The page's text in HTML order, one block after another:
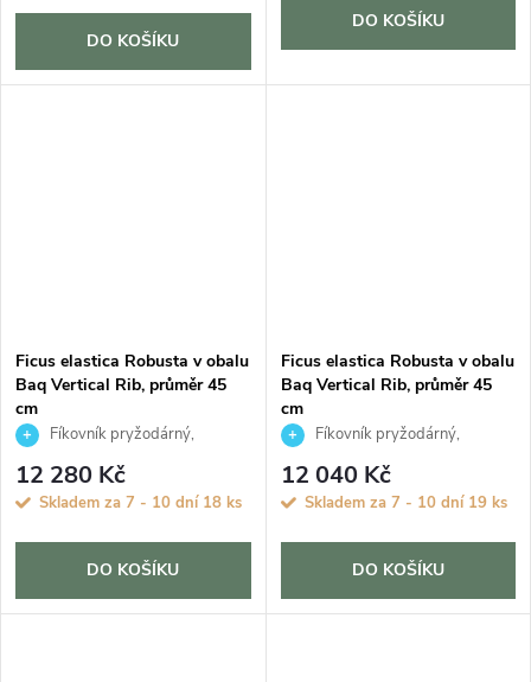
DO KOŠÍKU
DO KOŠÍKU
Ficus elastica Robusta v obalu
Baq Vertical Rib, průměr 45
cm
Fíkovník pryžodárný,
Fíkovník, Gumovník
12 280 Kč
Skladem za 7 - 10 dní 18 ks
DO KOŠÍKU
Ficus elastica Robusta v obalu
Baq Vertical Rib, průměr 45
cm
Fíkovník pryžodárný,
Fíkovník, Gumovník
12 040 Kč
Skladem za 7 - 10 dní 19 ks
DO KOŠÍKU